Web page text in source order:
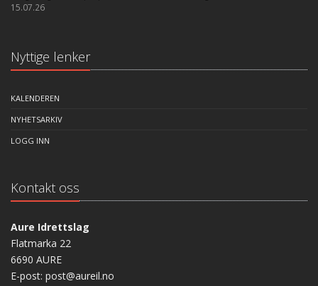
15.07.26
Nyttige lenker
KALENDEREN
NYHETSARKIV
LOGG INN
Kontakt oss
Aure Idrettslag
Flatmarka 22
6690 AURE
E-post: post@aureil.no